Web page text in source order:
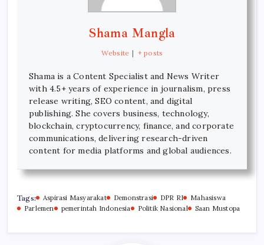
Shama Mangla
Website | + posts
Shama is a Content Specialist and News Writer
with 4.5+ years of experience in journalism, press
release writing, SEO content, and digital
publishing. She covers business, technology,
blockchain, cryptocurrency, finance, and corporate
communications, delivering research-driven
content for media platforms and global audiences.
Tags: Aspirasi Masyarakat Demonstrasi DPR RI
Mahasiswa
Parlemen
pemerintah Indonesia Politik Nasional Saan Mustopa